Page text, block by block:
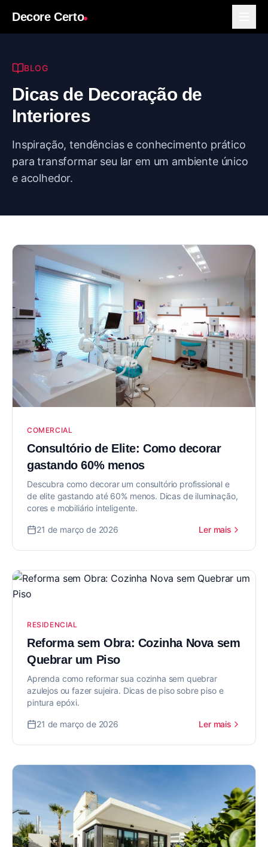
Decore Certo
BLOG
Dicas de Decoração de
Interiores
Inspiração, tendências e conhecimento prático
para transformar seu lar em um ambiente único
e acolhedor.
COMERCIAL
Consultório de Elite: Como decorar
gastando 60% menos
Descubra como decorar um consultório profissional e
de elite gastando até 60% menos. Dicas de iluminação,
cores e mobiliário inteligente.
21 de março de 2026 Ler mais
RESIDENCIAL
Reforma sem Obra: Cozinha Nova sem
Quebrar um Piso
Aprenda como reformar sua cozinha sem quebrar
azulejos ou fazer sujeira. Dicas de piso sobre piso e
pintura epóxi.
21 de março de 2026 Ler mais